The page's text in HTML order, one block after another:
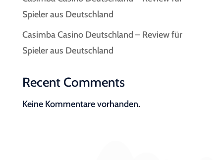
Spieler aus Deutschland
Casimba Casino Deutschland – Review für
Spieler aus Deutschland
Recent Comments
Keine Kommentare vorhanden.